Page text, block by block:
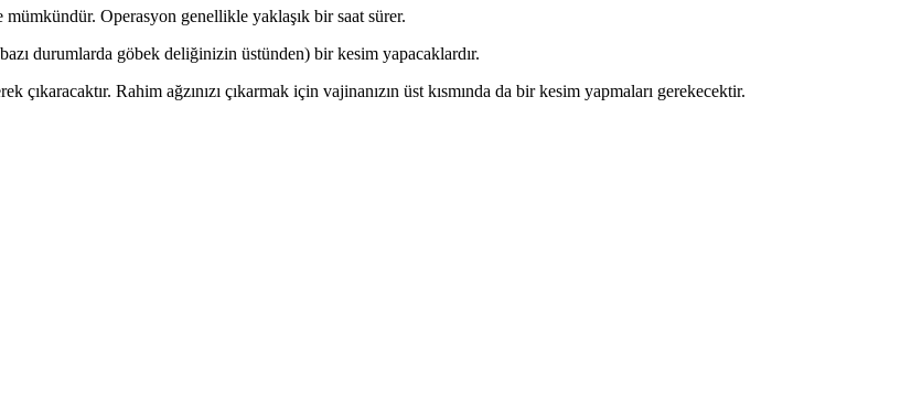
Operasyon genellikle yaklaşık bir saat sürer.
durumlarda göbek deliğinizin üstünden) bir kesim yapacaklardır.
Rahim ağzınızı çıkarmak için vajinanızın üst kısmında da bir kesim yapmaları gerekecektir.